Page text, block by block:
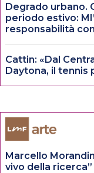
Degrado urbano.
periodo estivo:
responsabilità
Cattin: «Dal
Daytona, il tennis
Marcello
vivo della ricerca”